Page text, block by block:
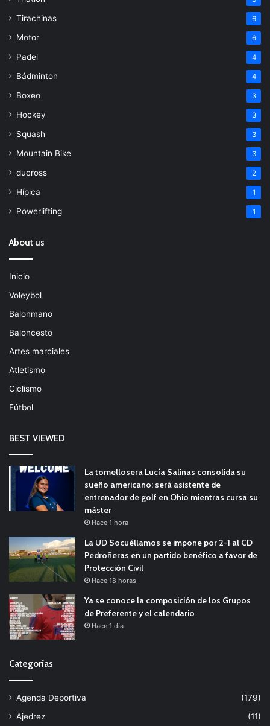
Tirachinas 6
Motor 6
Padel 4
Bádminton 4
Boxeo 3
Hockey 3
Squash 3
Mountain Bike 3
ducross 2
Hípica 1
Powerlifting 1
About us
Inicio
Voleybol
Balonmano
Baloncesto
Artes marciales
Atletismo
Ciclismo
Fútbol
BEST VIEWED
La tomellosera Lucía Salinas consolida su
sueño americano: será asistente de
entrenador de golf en Ohio mientras cursa su
máster
Hace 1 hora
La UD Socuéllamos se impone por 2-1 al CD
Pedroñeras en un partido benéfico a favor de
Protección Civil
Hace 18 horas
Ya se conoce la composición de los Grupos
de Preferente y el calendario
Hace 1 día
Categorías
Agenda Deportiva
(179)
Ajedrez
(11)